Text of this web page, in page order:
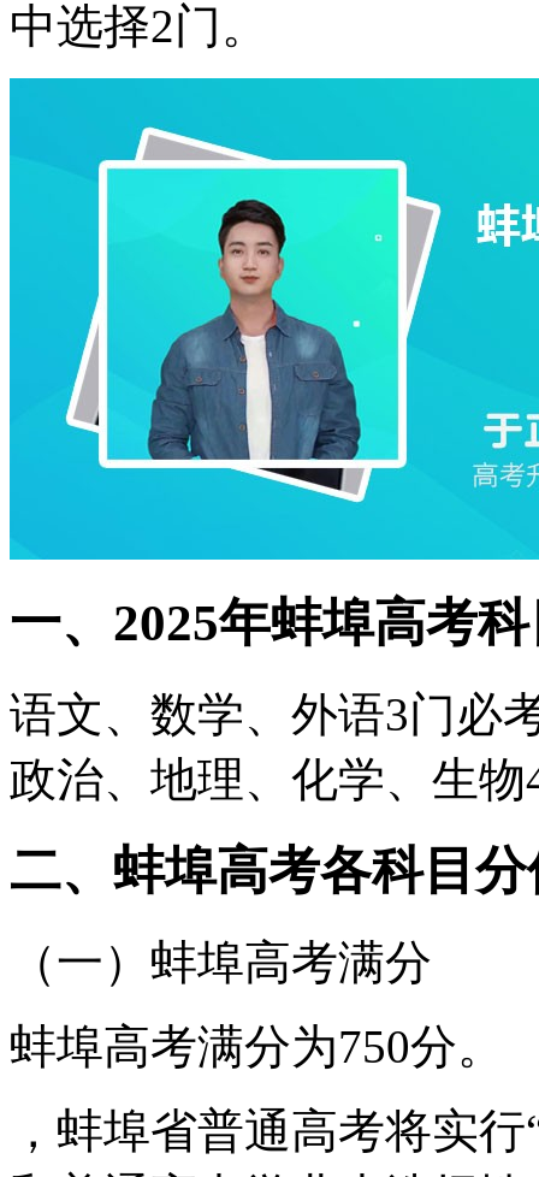
中选择2门。
一、2025年蚌埠高考
语文、数学、外语3门必
政治、地理、化学、生
二、蚌埠高考各科目分
（一）蚌埠高考满分
蚌埠高考满分为750分。
，蚌埠省普通高考将实